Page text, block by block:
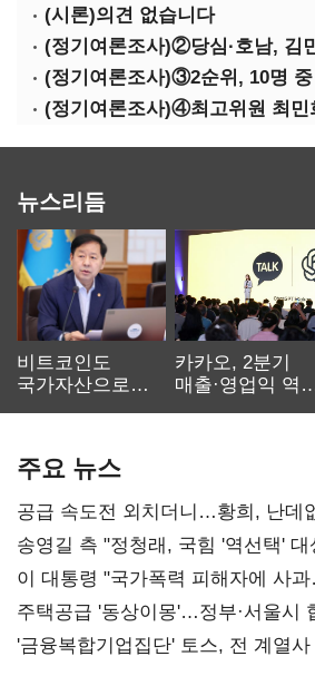
(시론)의견 없습니다
뉴스리듬
비트코인도
국가자산으로…'
카카오, 2분기
매출·영업익 역
주요 뉴스
공급 속도전 외치더니…황희, 난데
리모델링' 제안
송영길 측 "정청래, 국힘 '역선택'
총선 지휘 못해"
이 대통령 "국가폭력 피해자에 사
진실 밝혀야"
주택공급 '동상이몽'…정부·서울시
'금융복합기업집단' 토스, 전 계열